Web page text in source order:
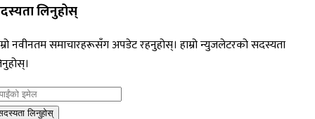
लिनुहोस्
नवीनतम समाचारहरूसँग अपडेट रहनुहोस्। हाम्रो न्युजलेटरको सदस्यता
लिनुहोस्